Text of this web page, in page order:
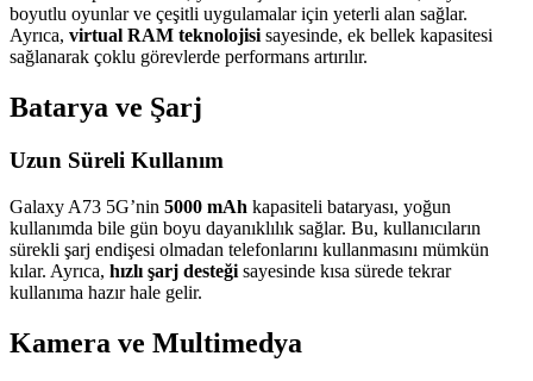
boyutlu oyunlar ve çeşitli uygulamalar için yeterli alan sağlar.
Ayrıca, virtual RAM teknolojisi sayesinde, ek bellek kapasitesi
sağlanarak çoklu görevlerde performans artırılır.
Batarya ve Şarj
Uzun Süreli Kullanım
Galaxy A73 5G’nin 5000 mAh kapasiteli bataryası, yoğun
kullanımda bile gün boyu dayanıklılık sağlar. Bu, kullanıcıların
sürekli şarj endişesi olmadan telefonlarını kullanmasını mümkün
kılar. Ayrıca, hızlı şarj desteği sayesinde kısa sürede tekrar
kullanıma hazır hale gelir.
Kamera ve Multimedya